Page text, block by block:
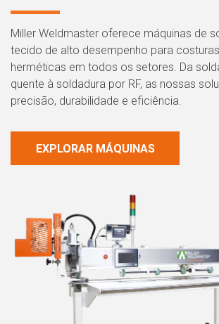
Miller Weldmaster oferece máquinas de
tecido de alto desempenho para
herméticas em todos os setores. Da
quente à soldadura por RF, as nossas
precisão, durabilidade e eficiência.
EXPLORAR MÁQUINAS